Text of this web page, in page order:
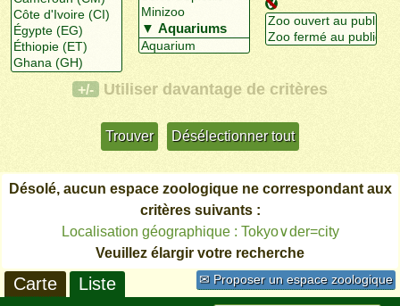
+/- Utiliser davantage de critères
Désolé, aucun espace zoologique ne correspondant aux
critères suivants :
Localisation géographique : Tokyo∨der=city
Veuillez élargir votre recherche
✉ Proposer un espace zoologique
Carte Liste